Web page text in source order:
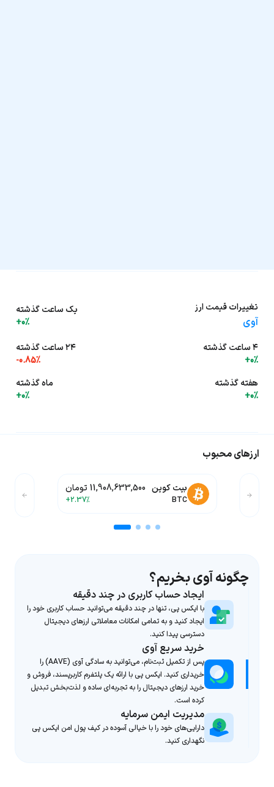
تغییرات قیمت ارز
آوی
یک ساعت گذشته
+0%
۴ ساعت گذشته
+0%
۲۴ ساعت گذشته
-0.85%
هفته گذشته
+0%
ماه گذشته
+0%
ارزهای محبوب
بیت کوین
BTC
11,908,633,500 تومان
+2.37%
چگونه آوی بخریم؟
ایجاد حساب کاربری در چند دقیقه
با ایکس پی، تنها در چند دقیقه می‌توانید حساب کاربری خود را
ایجاد کنید و به تمامی امکانات معاملاتی ارزهای دیجیتال
دسترسی پیدا کنید.
خرید سریع آوی
پس از تکمیل ثبت‌نام، می‌توانید به سادگی آوی (AAVE) را
خریداری کنید. ایکس پی با ارائه یک پلتفرم کاربرپسند، فروش و
خرید ارزهای دیجیتال را به تجربه‌ای ساده و لذت‌بخش تبدیل
کرده است.
مدیریت ایمن سرمایه
دارایی‌های خود را با خیالی آسوده در کیف پول امن ایکس پی
نگهداری کنید.